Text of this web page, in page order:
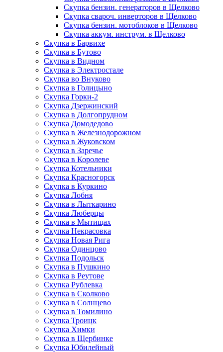
Скупка бензин. генераторов в Щелково
Скупка свароч. инверторов в Щелково
Скупка бензин. мотоблоков в Щелково
Скупка аккум. инструм. в Щелково
Скупка в Барвихе
Скупка в Бутово
Скупка в Видном
Скупка в Электростале
Скупка во Внуково
Скупка в Голицыно
Скупка Горки-2
Скупка Дзержинский
Скупка в Долгопрудном
Скупка Домодедово
Скупка в Железнодорожном
Скупка в Жуковском
Скупка в Заречье
Скупка в Королеве
Скупка Котельники
Скупка Красногорск
Скупка в Куркино
Скупка Лобня
Скупка в Лыткарино
Скупка Люберцы
Скупка в Мытищах
Скупка Некрасовка
Скупка Новая Рига
Скупка Одинцово
Скупка Подольск
Скупка в Пушкино
Скупка в Реутове
Скупка Рублевка
Скупка в Сколково
Скупка в Солнцево
Скупка в Томилино
Скупка Троицк
Скупка Химки
Скупка в Щербинке
Скупка Юбилейный